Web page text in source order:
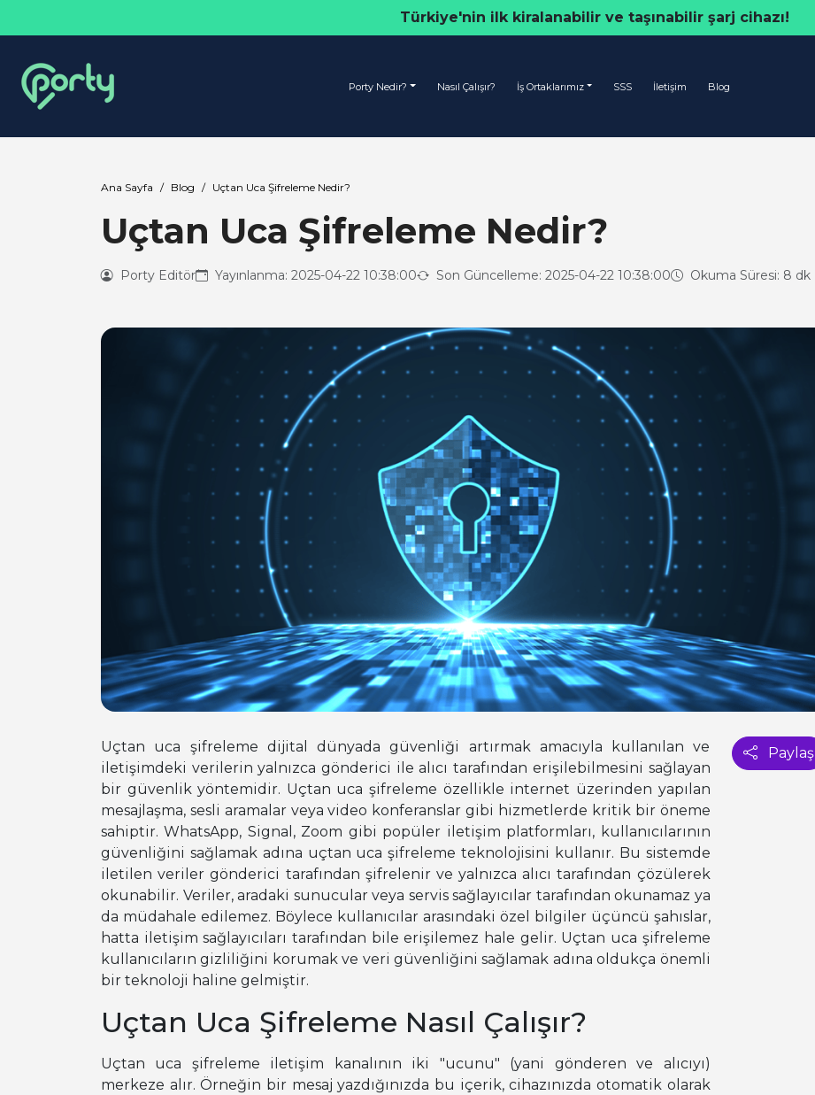
Türkiye'nin ilk kiralanabilir ve taşınabilir şarj cihazı!
Porty Nedir? Nasıl Çalışır? İş Ortaklarımız SSS İletişim Blog
Ana Sayfa Blog Uçtan Uca Şifreleme Nedir?
Uçtan Uca Şifreleme Nedir?
Porty Editör Yayınlanma: 2025-04-22 10:38:00 Son Güncelleme: 2025-04-22 10:38:00 Okuma Süresi: 8 dk
Paylaş
Uçtan uca şifreleme dijital dünyada güvenliği artırmak amacıyla kullanılan ve
iletişimdeki verilerin yalnızca gönderici ile alıcı tarafından erişilebilmesini sağlayan
bir güvenlik yöntemidir. Uçtan uca şifreleme özellikle internet üzerinden yapılan
mesajlaşma, sesli aramalar veya video konferanslar gibi hizmetlerde kritik bir öneme
sahiptir. WhatsApp, Signal, Zoom gibi popüler iletişim platformları, kullanıcılarının
güvenliğini sağlamak adına uçtan uca şifreleme teknolojisini kullanır. Bu sistemde
iletilen veriler gönderici tarafından şifrelenir ve yalnızca alıcı tarafından çözülerek
okunabilir. Veriler, aradaki sunucular veya servis sağlayıcılar tarafından okunamaz ya
da müdahale edilemez. Böylece kullanıcılar arasındaki özel bilgiler üçüncü şahıslar,
hatta iletişim sağlayıcıları tarafından bile erişilemez hale gelir. Uçtan uca şifreleme
kullanıcıların gizliliğini korumak ve veri güvenliğini sağlamak adına oldukça önemli
bir teknoloji haline gelmiştir.
Uçtan Uca Şifreleme Nasıl Çalışır?
Uçtan uca şifreleme iletişim kanalının iki "ucunu" (yani gönderen ve alıcıyı)
merkeze alır. Örneğin bir mesaj yazdığınızda bu içerik, cihazınızda otomatik olarak